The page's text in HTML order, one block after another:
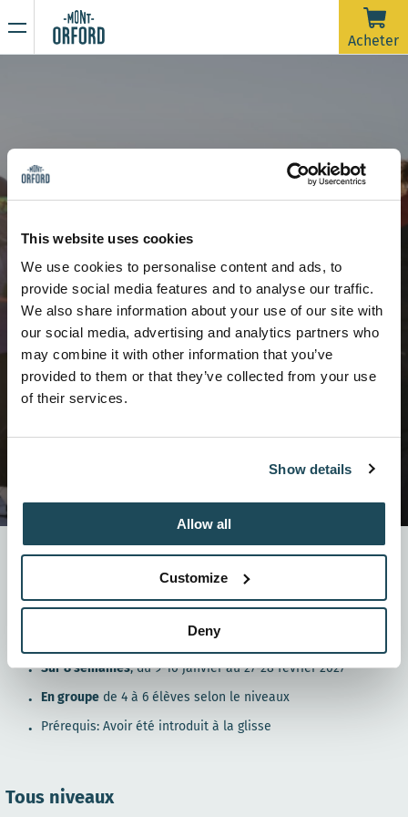
This website uses cookies
We use cookies to personalise content and ads, to
provide social media features and to analyse our traffic.
We also share information about your use of our site with
our social media, advertising and analytics partners who
may combine it with other information that you’ve
provided to them or that they’ve collected from your use
of their services.
Show details
Allow all
Customize
Deny
Acheter
Programme de 8 et 4 semaines - Enfants Ours polaire ( 6 ans et +)
Ours polaire ( 6 ans et +)
Programme de développement des habiletés de ski
Le but étant d'avoir du plaisir tout en apprenant à
améliorer vos techniques de ski et être en contrôle
dans toutes les situations.
Sur 8 semaines, du 9-10 janvier au 27-28 février 2027
En groupede 4 à 6 élèves selon le niveaux
Prérequis: Avoir été introduit à la glisse
Tous niveaux
La saison 2025-26 est officiellement terminée.
Malheureusement, avec la pluie de la dernière semaine et
prévue jusqu'à samedi matin, les pistes nécessiteraient
grand merci à tous les skieurs qui nous ont accompagnés
durant ces plus de 120 jours d'ouverture cette saison.
maintenant fermée à toute activité sportive incluant la
Restez à l’affût de nos prochaines communications pour
connaître la date d’ouverture de la saison estivale de
randonnée.
Merci de votre compréhension et à l'an prochain !